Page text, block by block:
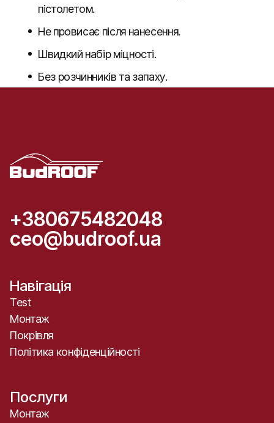
пістолетом.
Не провисає після нанесення.
Швидкий набір міцності.
Без розчинників та запаху.
+380675482048
ceo@budroof.ua
Навігація
Test
Монтаж
Покрівля
Політика конфіденційності
Послуги
Монтаж